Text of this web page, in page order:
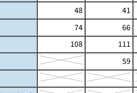
48 41
74 66
108 111
59